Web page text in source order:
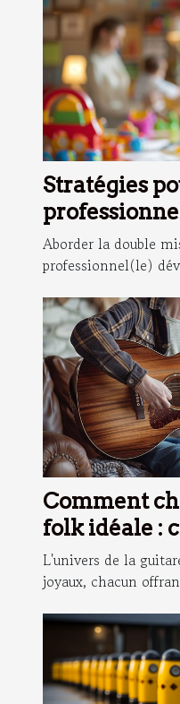
Stratégies
Aborder la double
professionnel(le)
Comment
folk idéale :
conseils
L'univers de la
joyaux, chacun